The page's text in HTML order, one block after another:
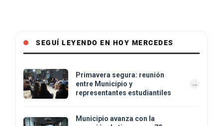
SEGUÍ LEYENDO EN HOY MERCEDES
Primavera segura: reunión
entre Municipio y
representantes estudiantiles
Municipio avanza con la